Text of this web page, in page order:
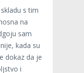
s tim
na
sam
kada su
dokaz da je
i